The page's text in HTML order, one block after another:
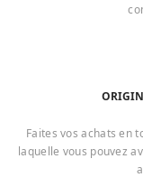
Faites vos achats en
laquelle vous pouvez